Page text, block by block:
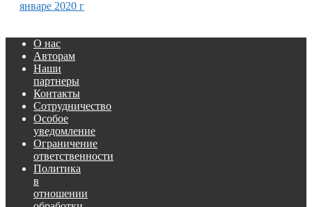
январе 2020 г
О нас
Авторам
Наши
партнеры
Контакты
Сотрудничество
Особое
уведомление
Ограничение
ответственности
Политика
в
отношении